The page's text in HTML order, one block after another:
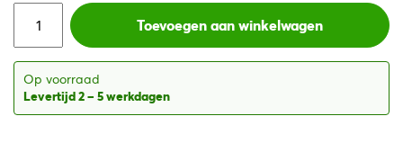
was:
€21,78.
is:
€11,31.
Toevoegen aan winkelwagen
Op voorraad
Levertijd 2 – 5 werkdagen